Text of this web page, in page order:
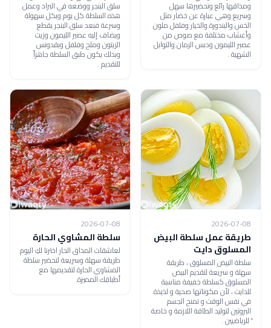
ومذاقها رائع وتحضيرها سهل
وسريع وهي عبارة عن خضار مثل
الخس والبندورة والخيار وفلفل ملون
وأعشاب مختلفة مع صوص من
عصير الليمون ودبس الرمان والتوابل
الشهية .
سلق البنجر ووضعه في البراد وعمل
هذه السلطة كل يوم وبكل سهولة
وسرعة فبعد سلق البنجر يقطع
ويضاف إليه عصير الليمون وزيت
الزيتون وملح وفلفل وبقدونس
وبذلك يكون طبق السلطة جاهزاً
للتقديم .
2026-07-08
طريقة عمل سلطة البيض
المسلوق دايت
سلطة البيض المسلوق ، طريقة
سهلة و سريعة لتقديم البيض
المسلوق كسلطة خفيفة مناسبة
للدايت ، لأن مكوناتها صحية و لذيذة
في نفس الوقت و تمنح الجسم
البروتين لتوليد الطاقة اللازمة و خاصة
ً للرياضيين .
2026-07-08
سلطة المشاوي الحارة
لعاشقات المذاق الحار اخترنا لكِ اليوم
طريقة سهلة وسريعة لتحضير سلطة
المشاوي الحارة لتقديمها مع
أطباقك المميزة.